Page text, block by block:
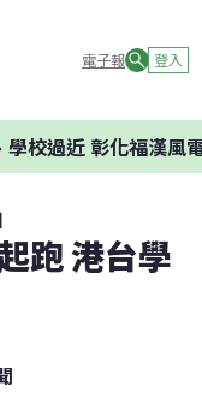
電子報 登入
過近 彰化福漢風電
跑 港台學